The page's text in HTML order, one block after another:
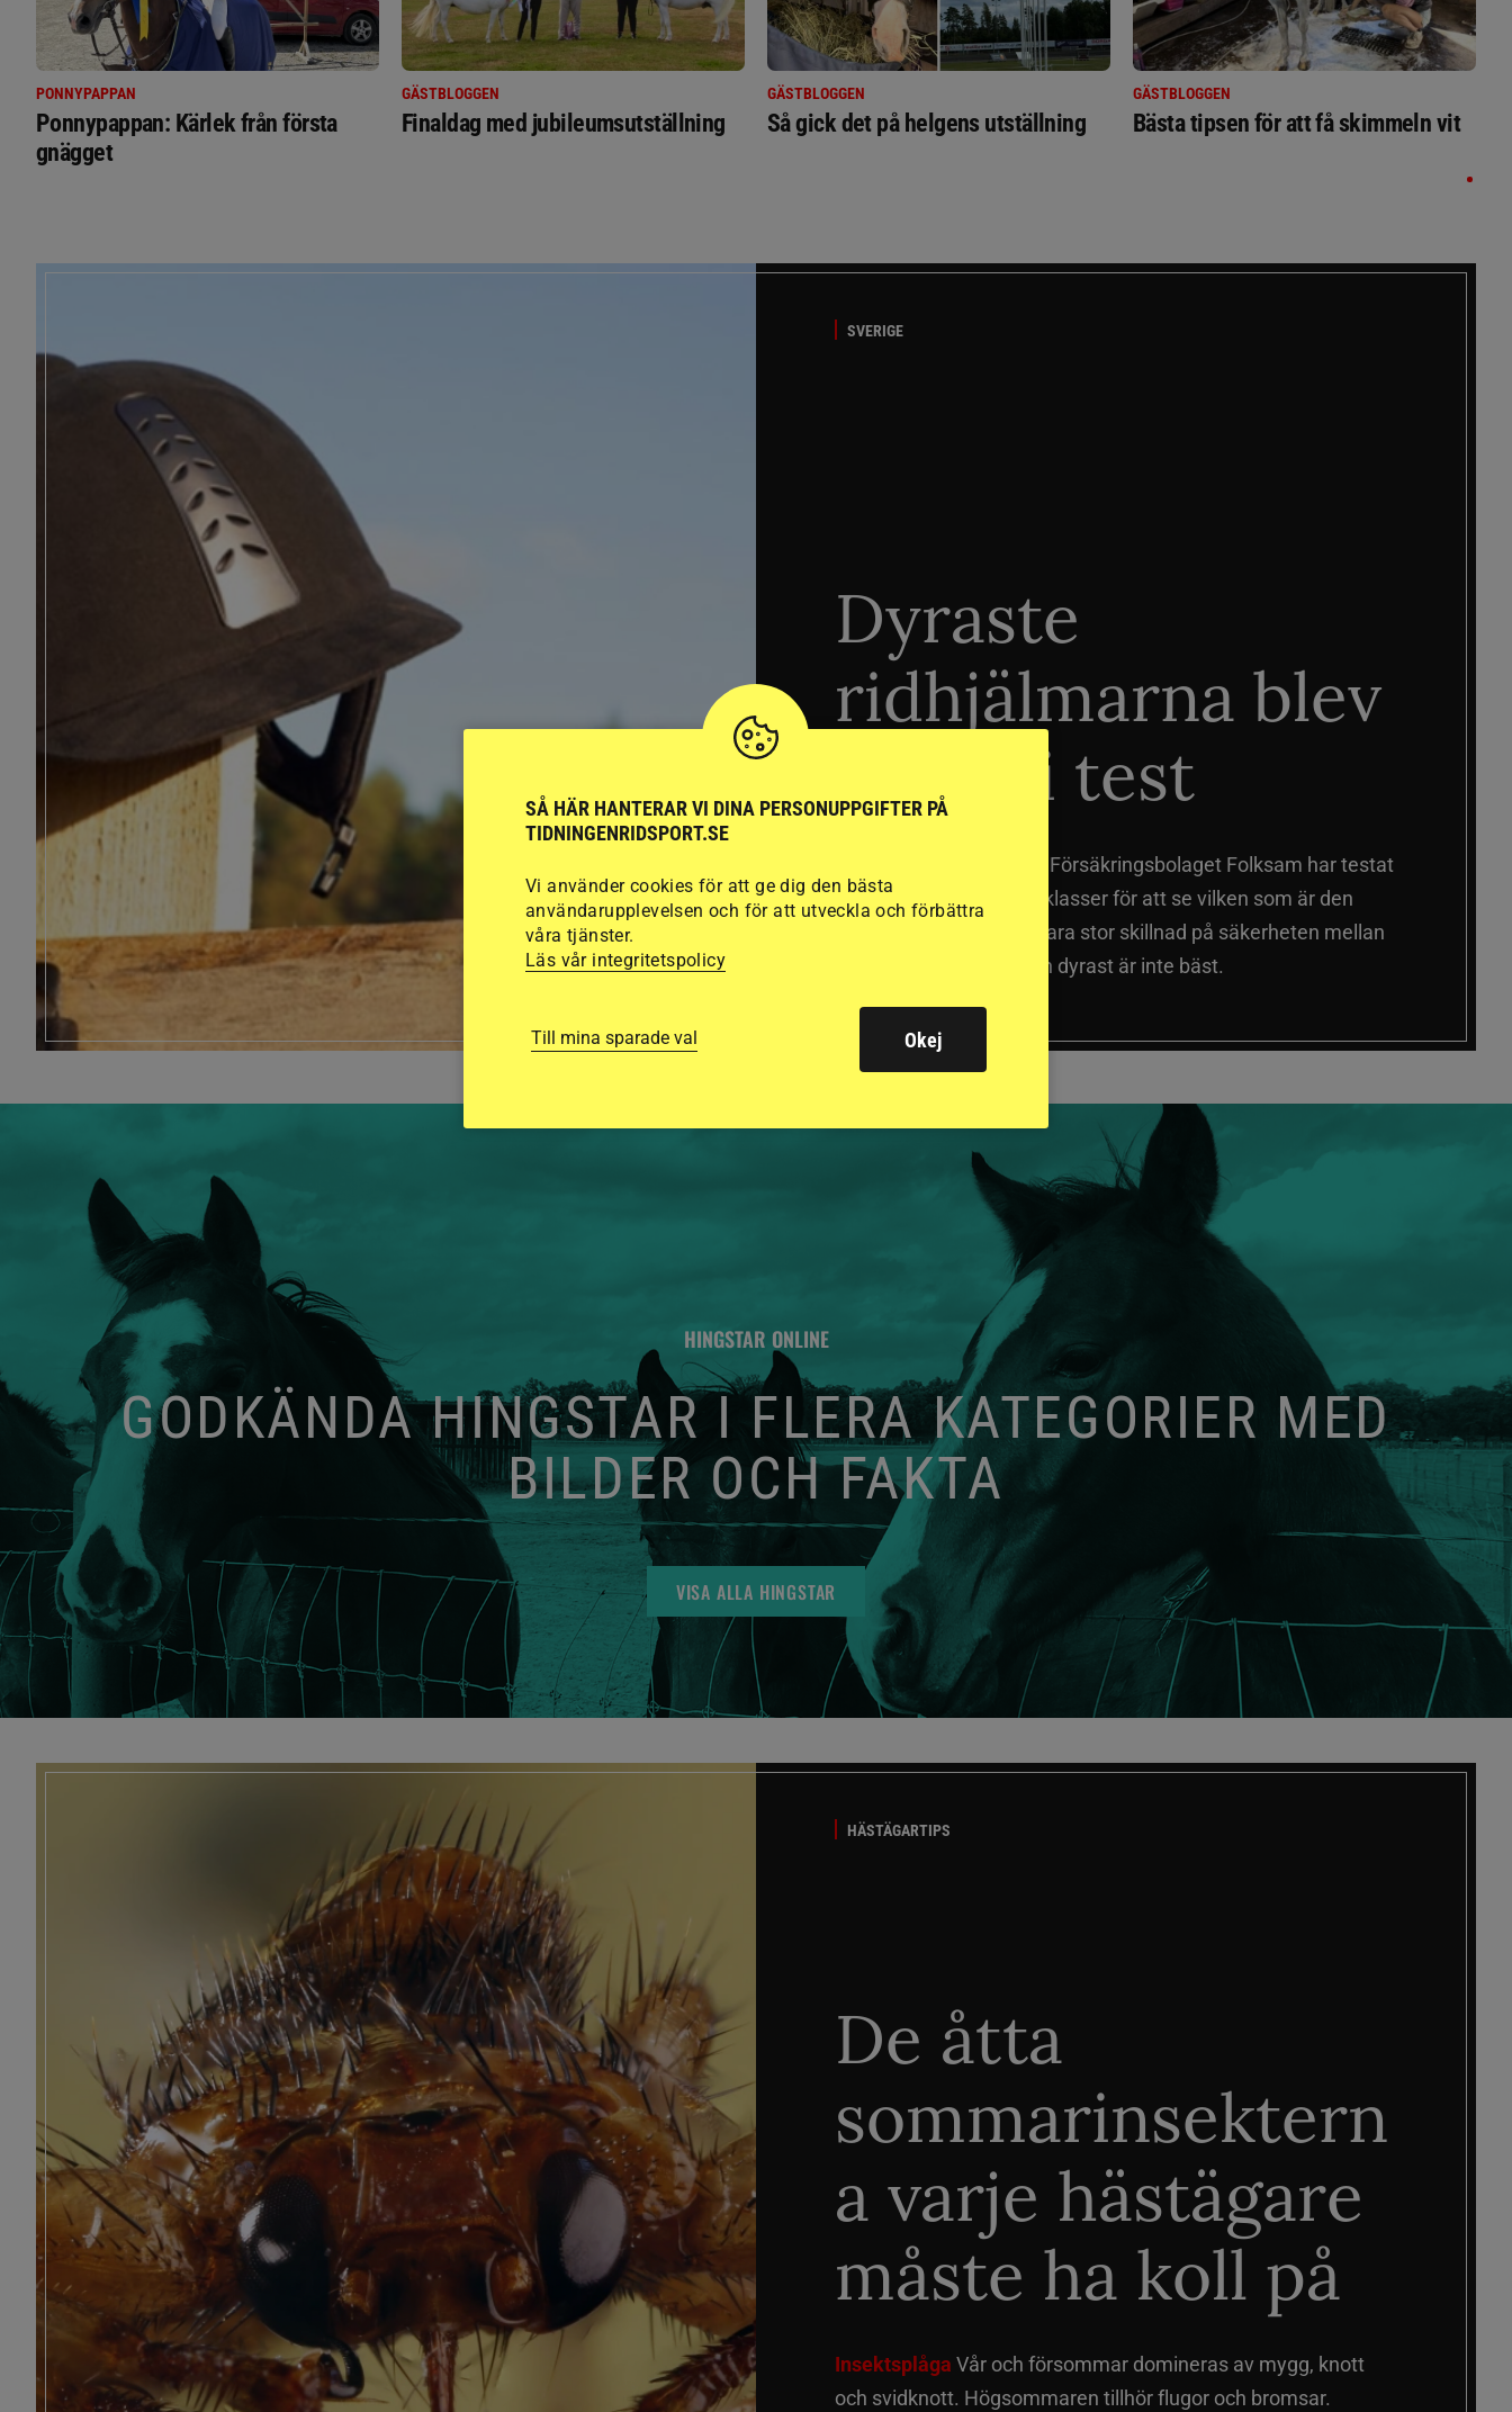
PONNYPAPPAN
Ponnypappan: Kärlek från första
gnägget
GÄSTBLOGGEN
Finaldag med jubileumsutställning
GÄSTBLOGGEN
Så gick det på helgens utställning
GÄSTBLOGGEN
Bästa tipsen för att få skimmeln vit
SVERIGE
Dyraste
ridhjälmarna blev
sämst i test
Försäkringsbolaget Folksam har testat
15 ridhjälmar i olika prisklasser för att se vilken som är den
säkraste. Det visar sig vara stor skillnad på säkerheten mellan
de olika hjälmarna – och dyrast är inte bäst.
HINGSTAR ONLINE
GODKÄNDA HINGSTAR I FLERA KATEGORIER MED
BILDER OCH FAKTA
VISA ALLA HINGSTAR
HÄSTÄGARTIPS
De åtta
sommarinsektern
a varje hästägare
måste ha koll på
Insektsplåga Vår och försommar domineras av mygg, knott
och svidknott. Högsommaren tillhör flugor och bromsar.
SÅ HÄR HANTERAR VI DINA PERSONUPPGIFTER PÅ
TIDNINGENRIDSPORT.SE
Vi använder cookies för att ge dig den bästa
användarupplevelsen och för att utveckla och förbättra
våra tjänster.
Läs vår integritetspolicy
Till mina sparade val Okej